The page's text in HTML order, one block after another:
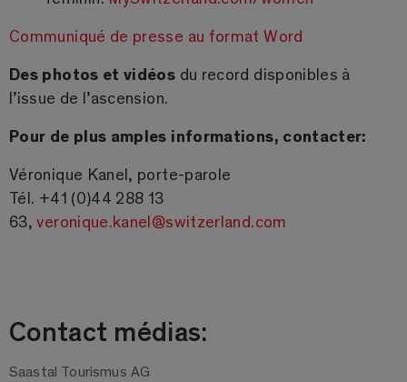
Communiqué de presse au format Word
Des photos et vidéos du record disponibles à
l’issue de l’ascension.
Pour de plus amples informations, contacter:
Véronique Kanel, porte-parole
Tél. +41 (0)44 288 13
63,veronique.kanel@switzerland.com
Contact médias:
Saastal Tourismus AG